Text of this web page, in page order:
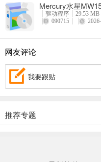
Mercury水星
驱动程序
29.53 MB
090715
网友评论
我要跟贴
推荐专题